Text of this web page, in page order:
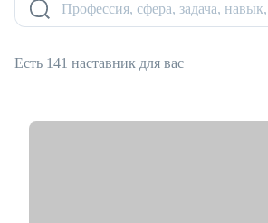
Профессия, сфера, задача,
Есть 141 наставник для вас